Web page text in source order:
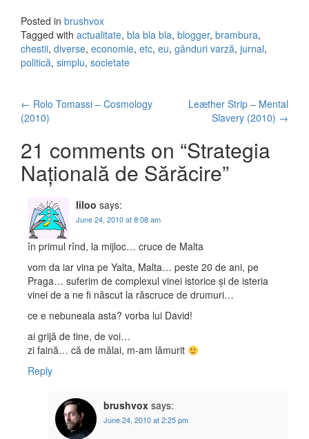
Posted in brushvox
Tagged with actualitate, bla bla bla, blogger, brambura,
chestii, diverse, economie, etc, eu, gânduri varză, jurnal,
politică, simplu, societate
Post navigation
← Rolo Tomassi – Cosmology
(2010)
Leæther Strip – Mental
Slavery (2010) →
21 comments on “Strategia
Națională de Sărăcire”
liloo says:
June 24, 2010 at 8:08 am
în primul rînd, la mijloc… cruce de Malta
vom da iar vina pe Yalta, Malta… peste 20 de ani, pe
Praga… suferim de complexul vinei istorice și de isteria
vinei de a ne fi născut la răscruce de drumuri…
ce e nebuneala asta? vorba lui David!
ai grijă de tine, de voi…
zi faină… că de mălai, m-am lămurit
Reply
brushvox says:
June 24, 2010 at 2:25 pm